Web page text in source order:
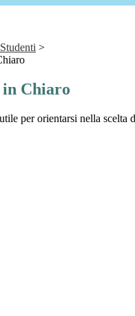
>
in Chiaro
per orientarsi nella